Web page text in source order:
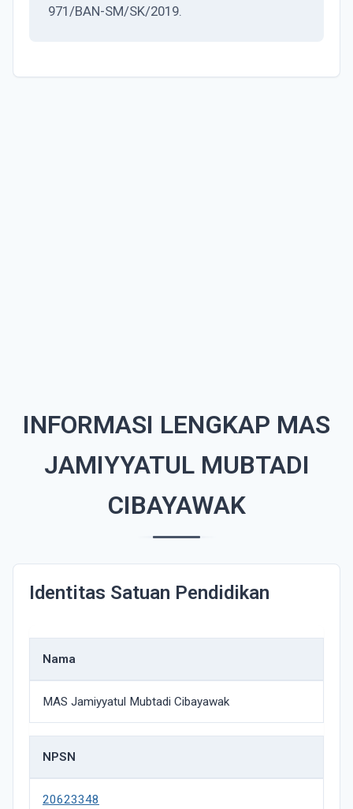
971/BAN-SM/SK/2019.
INFORMASI LENGKAP MAS
JAMIYYATUL MUBTADI
CIBAYAWAK
Identitas Satuan Pendidikan
Nama
MAS Jamiyyatul Mubtadi Cibayawak
NPSN
20623348